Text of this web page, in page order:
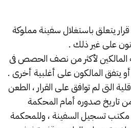
قرار يتعلق باستغلال سفينة مملوكة
على غير ذلك .
المالكين لأكثر من نصف الحصص فى
يتفق المالكون على أغلبية أخرى .
التى لم توافق على القرار ، الطعن
تاريخ صدوره أمام المحكمة
مكتب تسجيل السفينة ، وللمحكمة